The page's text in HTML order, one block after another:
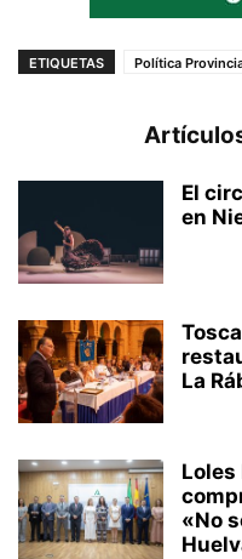
ETIQUETAS Política
El
en
La
Loles
«No